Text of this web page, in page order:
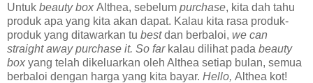
Untuk beauty box Althea, sebelum purchase, kita dah tahu
produk apa yang kita akan dapat. Kalau kita rasa produk-
produk yang ditawarkan tu bestdan berbaloi, we can
straight away purchase it. So farkalau dilihat pada beauty
box yang telah dikeluarkan oleh Althea setiap bulan, semua
berbaloi dengan harga yang kita bayar. Hello, Althea kot!